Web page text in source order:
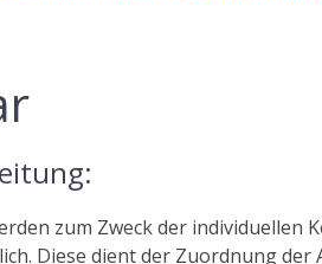
zum Zweck der
Diese dient der Zuordnung